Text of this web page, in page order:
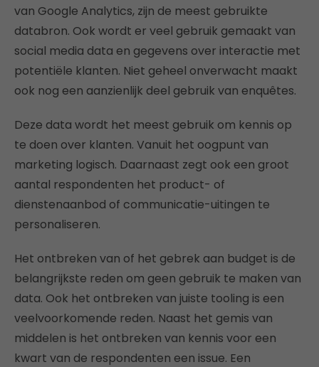
van Google Analytics, zijn de meest gebruikte
databron. Ook wordt er veel gebruik gemaakt van
social media data en gegevens over interactie met
potentiële klanten. Niet geheel onverwacht maakt
ook nog een aanzienlijk deel gebruik van enquêtes.
Deze data wordt het meest gebruik om kennis op
te doen over klanten. Vanuit het oogpunt van
marketing logisch. Daarnaast zegt ook een groot
aantal respondenten het product- of
dienstenaanbod of communicatie-uitingen te
personaliseren.
Het ontbreken van of het gebrek aan budget is de
belangrijkste reden om geen gebruik te maken van
data. Ook het ontbreken van juiste tooling is een
veelvoorkomende reden. Naast het gemis van
middelen is het ontbreken van kennis voor een
kwart van de respondenten een issue. Een